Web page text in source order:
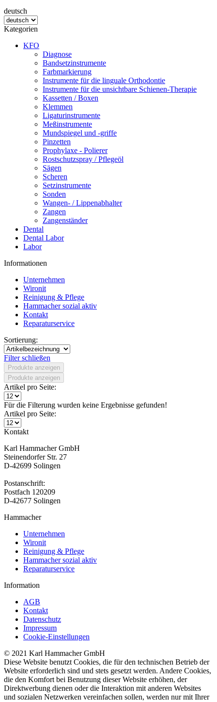
deutsch
Kategorien
KFO
Diagnose
Bandsetzinstrumente
Farbmarkierung
Instrumente für die linguale Orthodontie
Instrumente für die unsichtbare Schienen-Therapie
Kassetten / Boxen
Klemmen
Ligaturinstrumente
Meßinstrumente
Mundspiegel und -griffe
Pinzetten
Prophylaxe - Polierer
Rostschutzspray / Pflegeöl
Sägen
Scheren
Setzinstrumente
Sonden
Wangen- / Lippenabhalter
Zangen
Zangenständer
Dental
Dental Labor
Labor
Informationen
Unternehmen
Wironit
Reinigung & Pflege
Hammacher sozial aktiv
Kontakt
Reparaturservice
Sortierung:
Filter schließen
Produkte anzeigen
Produkte anzeigen
Artikel pro Seite:
Für die Filterung wurden keine Ergebnisse gefunden!
Artikel pro Seite:
Kontakt
Karl Hammacher GmbH
Steinendorfer Str. 27
D-42699 Solingen
Postanschrift:
Postfach 120209
D-42677 Solingen
Hammacher
Unternehmen
Wironit
Reinigung & Pflege
Hammacher sozial aktiv
Reparaturservice
Information
AGB
Kontakt
Datenschutz
Impressum
Cookie-Einstellungen
© 2021 Karl Hammacher GmbH
Diese Website benutzt Cookies, die für den technischen Betrieb der
Website erforderlich sind und stets gesetzt werden. Andere Cookies,
die den Komfort bei Benutzung dieser Website erhöhen, der
Direktwerbung dienen oder die Interaktion mit anderen Websites
und sozialen Netzwerken vereinfachen sollen, werden nur mit Ihrer